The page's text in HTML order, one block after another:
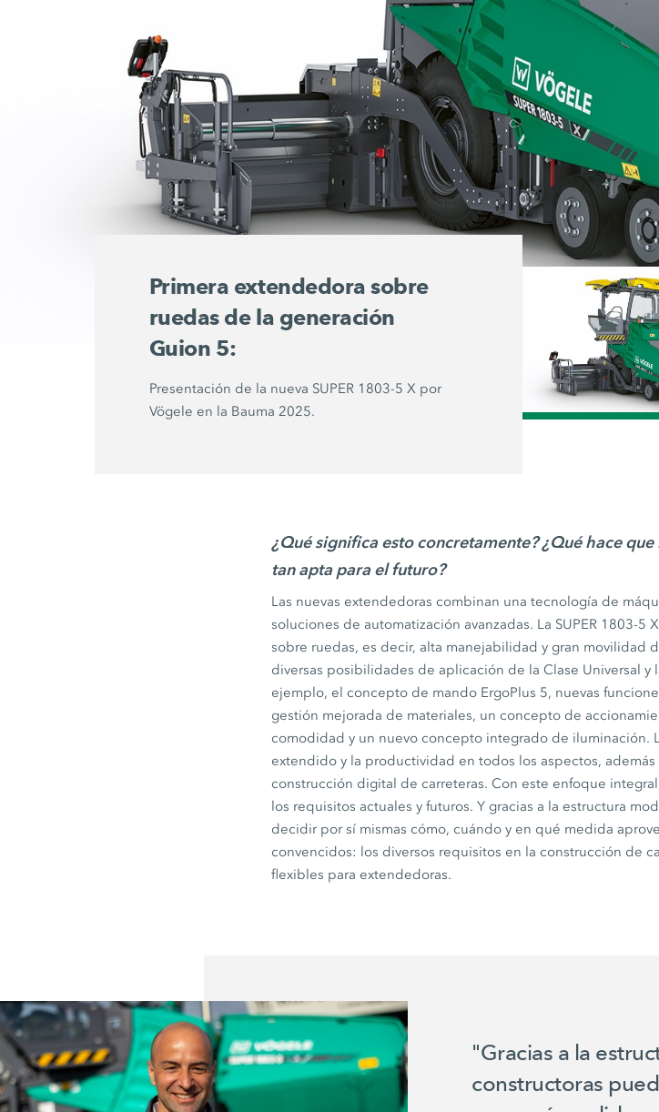
Primera extendedora sobre
ruedas de la generación
Guion 5:
Presentación de la nueva SUPER 1803-5 Xpor
Vögele en la Bauma 2025.
MT
Además de
también ha
de lasGuion
/
¿Qué significa esto concretamente? ¿Qué hace que
tan apta para el futuro?
Las nuevas extendedoras combinan una tecnología de
soluciones de automatización avanzadas. La SUPER 1803-5 X
sobre ruedas, es decir, alta manejabilidad y gran movilidad
diversas posibilidades de aplicación de la Clase Universal y
ejemplo, el concepto de mando ErgoPlus 5, nuevas
gestión mejorada de materiales, un concepto de
comodidad y un nuevo concepto integrado de iluminación.
extendido y la productividad en todos los aspectos,
construcción digital de carreteras. Con este enfoque
los requisitos actuales y futuros. Y gracias a la estructura
decidir por sí mismas cómo, cuándo y en qué medida
convencidos: los diversos requisitos en la construcción de
flexibles para extendedoras.
"Gracias a la
constructoras